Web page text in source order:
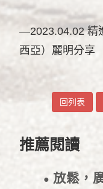
—2023.04.02 精
西亞）麗明分享
回列表
推薦閱讀
● 放鬆，